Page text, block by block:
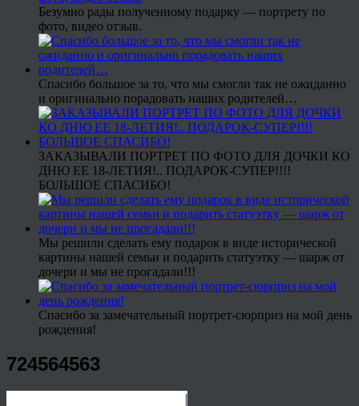
Безумно рады полученному подарку — портрету по
фото, видео отзыв.
Спасибо большое за то, что мы смогли так не ожиданно
и оригинально порадовать наших родителей…
ЗАКАЗЫВАЛИ ПОРТРЕТ ПО ФОТО ДЛЯ ДОЧКИ КО
ДНЮ ЕЕ 18-ЛЕТИЯ!.. ПОДАРОК-СУПЕР!!!!
БОЛЬШОЕ СПАСИБО!
Мы решили сделать ему подарок в виде исторической
картины нашей семьи и подарить статуэтку — шарж от
дочери и мы не прогадали!!!
Спасибо за замечательный портрет-сюрприз на мой день
рождения!
724564563